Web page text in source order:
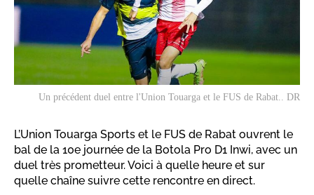
Un précédent duel entre l'Union Touarga et le FUS de Rabat.. DR
L’Union Touarga Sports et le FUS de Rabat ouvrent le
bal de la 10e journée de la Botola Pro D1 Inwi, avec un
duel très prometteur. Voici à quelle heure et sur
quelle chaîne suivre cette rencontre en direct.